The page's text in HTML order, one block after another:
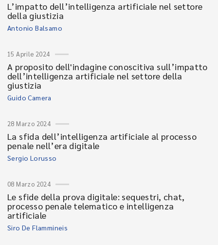
L’impatto dell’intelligenza artificiale nel settore
della giustizia
Antonio Balsamo
15 Aprile 2024
A proposito dell'indagine conoscitiva sull’impatto
dell’intelligenza artificiale nel settore della
giustizia
Guido Camera
28 Marzo 2024
La sfida dell’intelligenza artificiale al processo
penale nell’era digitale
Sergio Lorusso
08 Marzo 2024
Le sfide della prova digitale: sequestri, chat,
processo penale telematico e intelligenza
artificiale
Siro De Flammineis